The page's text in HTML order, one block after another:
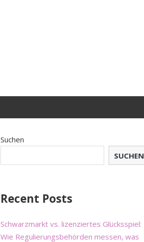
Suchen
SUCHEN
Recent Posts
Schwarzmarkt vs. lizenziertes Glücksspiel:
Wie Regulierungsbehörden messen, was